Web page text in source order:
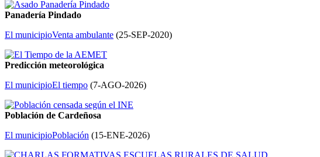
Panadería Pindado
El municipioVenta ambulante (25-SEP-2020)
Predicción meteorológica
El municipioEl tiempo (7-AGO-2026)
Población de Cardeñosa
El municipioPoblación (15-ENE-2026)